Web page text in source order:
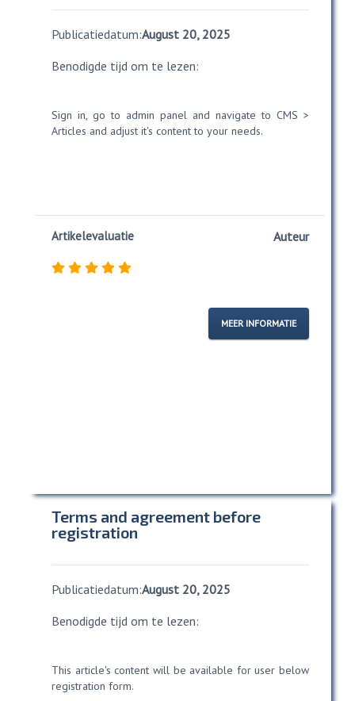
Publicatiedatum:August 20, 2025
Benodigde tijd om te lezen:
Sign in, go to admin panel and navigate to CMS >
Articles and adjust it's content to your needs.
Artikelevaluatie Auteur
MEER INFORMATIE
Terms and agreement before
registration
Publicatiedatum:August 20, 2025
Benodigde tijd om te lezen:
This article's content will be available for user below
registration form.